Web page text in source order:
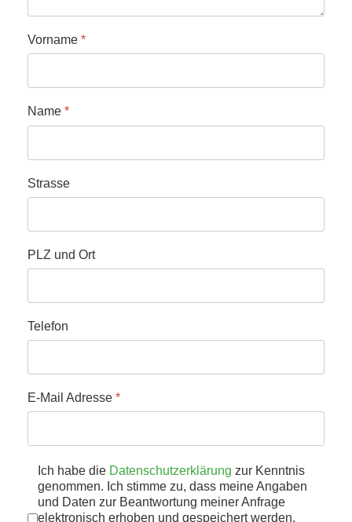
Vorname *
Name *
Strasse
PLZ und Ort
Telefon
E-Mail Adresse *
Datenschutz*
Ich habe die Datenschutzerklärung zur Kenntnis
genommen. Ich stimme zu, dass meine Angaben
und Daten zur Beantwortung meiner Anfrage
elektronisch erhoben und gespeichert werden.